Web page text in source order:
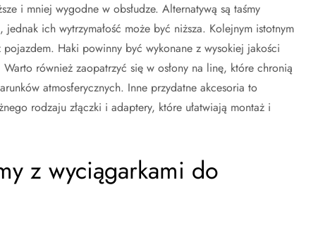
i mniej wygodne w obsłudze. Alternatywą są taśmy
ich wytrzymałość może być niższa. Kolejnym istotnym
Haki powinny być wykonane z wysokiej jakości
również zaopatrzyć się w osłony na linę, które chronią
atmosferycznych. Inne przydatne akcesoria to
rodzaju złączki i adaptery, które ułatwiają montaż i
z wyciągarkami do